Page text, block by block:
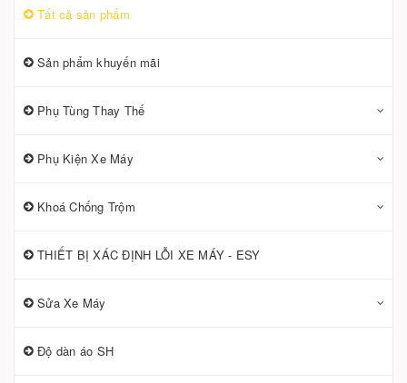
Tất cả sản phẩm
Sản phẩm khuyến mãi
Phụ Tùng Thay Thế
Phụ Kiện Xe Máy
Khoá Chống Trộm
THIẾT BỊ XÁC ĐỊNH LỖI XE MÁY - ESY
Sửa Xe Máy
Độ dàn áo SH